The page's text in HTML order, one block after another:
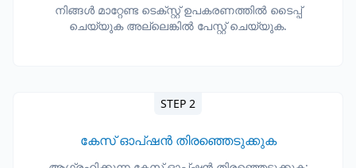
നിങ്ങൾ മാറ്റേണ്ട ടെക്സ്റ്റ് ഉപകരണത്തിൽ ടൈപ്പ്
ചെയ്യുക അല്ലെങ്കിൽ പേസ്റ്റ് ചെയ്യുക.
STEP 2
കേസ് ഓപ്ഷൻ തിരഞ്ഞെടുക്കുക